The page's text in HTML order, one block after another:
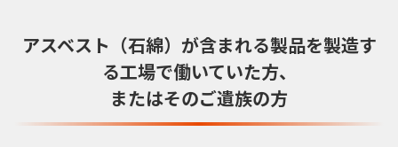
アスベスト（石綿）が含まれる製品を製造す
る工場で働いていた方、
またはそのご遺族の方